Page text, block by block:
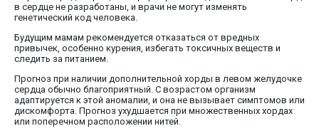
в сердце не разработаны, и врачи не могут изменять
генетический код человека.
Будущим мамам рекомендуется отказаться от вредных
привычек, особенно курения, избегать токсичных веществ и
следить за питанием.
Прогноз при наличии дополнительной хорды в левом желудочке
сердца обычно благоприятный. С возрастом организм
адаптируется к этой аномалии, и она не вызывает симптомов или
дискомфорта. Прогноз ухудшается при множественных хордах
или поперечном расположении нитей.